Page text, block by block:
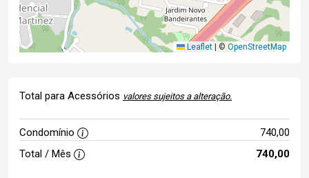
Leaflet | © OpenStreetMap
Total para Acessórios valores sujeitos a alteração.
Condomínio
740,00
Total / Mês
740,00